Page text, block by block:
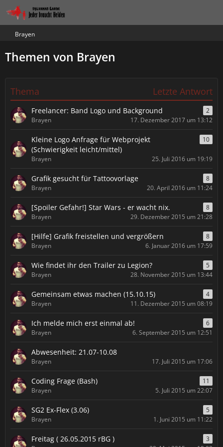
Brayen
Themen von Brayen
Thema Letzte Antwort
Freelancer: Band Logo und Background
2
Brayen
17. Dezember 2017 um 13:12
Kleine Logo Anfrage für Webprojekt
(Schwierigkeit leicht/mittel)
10
Brayen 25. Juli 2016 um 19:19
Grafik gesucht für Tattoovorlage
8
Brayen
20. April 2016 um 11:24
[Spoiler Gefahr!] Star Wars - er wacht nix.
8
Brayen
29. Dezember 2015 um 21:28
[Hilfe] Grafik freistellen und vergrößern
8
Brayen
6. Januar 2016 um 17:59
Wie findet ihr den Trailer zu Legion?
5
Brayen
28. November 2015 um 13:44
Gemeinsam etwas machen (15.10.15)
4
Brayen
11. Dezember 2015 um 08:19
Ich melde mich erst einmal ab!
6
Brayen
6. September 2015 um 12:51
Abwesenheit: 21.07-10.08
Brayen 17. Juli 2015 um 17:06
Coding Frage (Bash)
11
Brayen
5. Juli 2015 um 22:07
SG2 Ex-Flex (3.06)
5
Brayen
1. Juni 2015 um 11:22
Freitag ( 26.05.2015 rBG )
3